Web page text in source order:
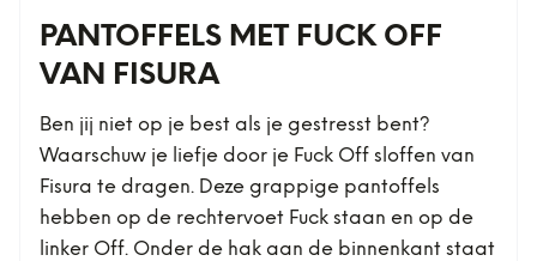
PANTOFFELS MET FUCK OFF
VAN FISURA
Ben jij niet op je best als je gestresst bent?
Waarschuw je liefje door je Fuck Off sloffen van
Fisura te dragen. Deze grappige pantoffels
hebben op de rechtervoet Fuck staan en op de
linker Off. Onder de hak aan de binnenkant staat